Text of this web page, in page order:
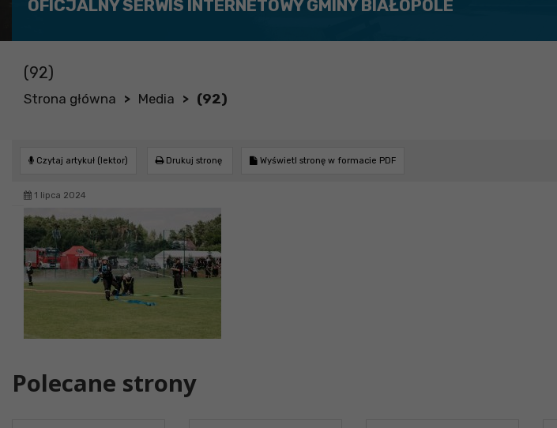
OFICJALNY SERWIS INTERNETOWY GMINY BIAŁOPOLE
(92)
Strona główna > Media > (92)
Czytaj artykuł (lektor) Drukuj stronę Wyświetl stronę w formacie PDF
1 lipca 2024
Polecane strony